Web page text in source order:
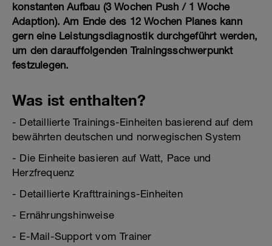
konstanten Aufbau (3 Wochen Push / 1 Woche
Adaption). Am Ende des 12 Wochen Planes kann
gern eine Leistungsdiagnostik durchgeführt werden,
um den darauffolgenden Trainingsschwerpunkt
festzulegen.
Was ist enthalten?
- Detaillierte Trainings-Einheiten basierend auf dem
bewährten deutschen und norwegischen System
- Die Einheite basieren auf Watt, Pace und
Herzfrequenz
- Detaillierte Krafttrainings-Einheiten
- Ernährungshinweise
- E-Mail-Support vom Trainer